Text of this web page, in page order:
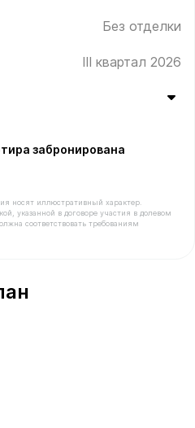
Без отделки
III квартал 2026
забронирована
носят иллюстративный характер.
указанной в договоре участия в долевом
соответствовать требованиям